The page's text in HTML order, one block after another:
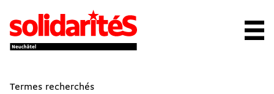
Termes recherchés